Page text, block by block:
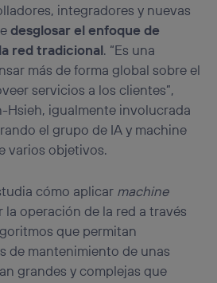
integradores y nuevas
desglosar el enfoque de
red tradicional. “Es una
más de forma global sobre el
servicios a los clientes”,
Hsieh, igualmente involucrada
el grupo de IA y machine
varios objetivos.
cómo aplicar machine
operación de la red a través
que permitan
de mantenimiento de unas
grandes y complejas que